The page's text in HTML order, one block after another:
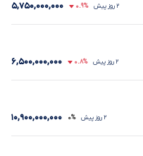
۲ روز پیش ۰.۹% ۵,۷۵۰,۰۰۰,۰۰۰
۲ روز پیش ۰.۸% ۶,۵۰۰,۰۰۰,۰۰۰
۲ روز پیش ۰% ۱۰,۹۰۰,۰۰۰,۰۰۰